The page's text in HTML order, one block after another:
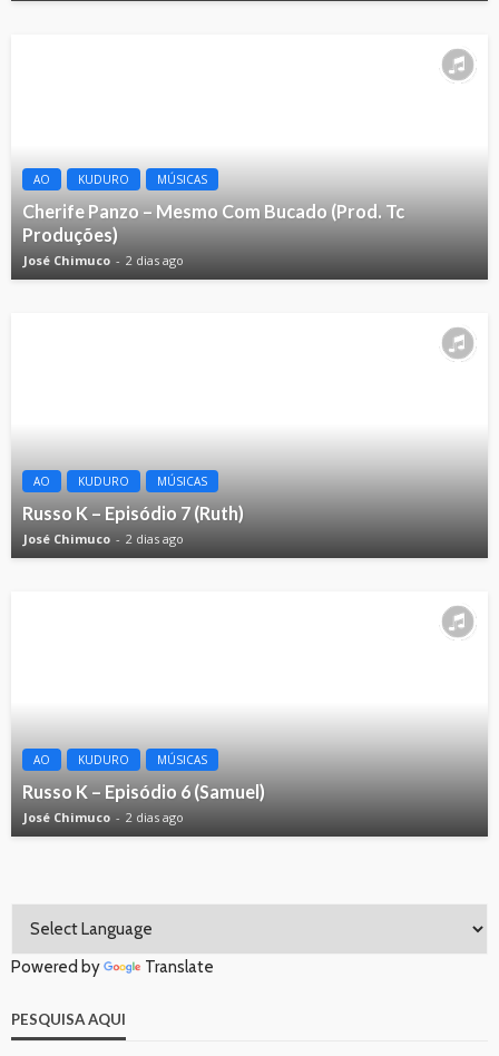
AO KUDURO MÚSICAS
Cherife Panzo – Mesmo Com Bucado (Prod. Tc
Produções)
José Chimuco 2 dias ago
AO KUDURO MÚSICAS
Russo K – Episódio 7 (Ruth)
José Chimuco 2 dias ago
AO KUDURO MÚSICAS
Russo K – Episódio 6 (Samuel)
José Chimuco 2 dias ago
Powered by Translate
PESQUISA AQUI